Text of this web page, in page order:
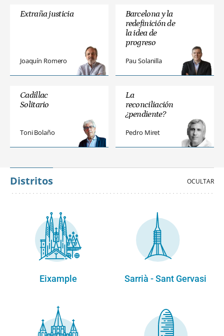
Extraña justicia
Joaquín Romero
Barcelona y la
redefinición de
la idea de
progreso
Pau Solanilla
Cadillac
Solitario
Toni Bolaño
La
reconciliación
¿pendiente?
Pedro Miret
Distritos
Eixample Sarrià - Sant Gervasi